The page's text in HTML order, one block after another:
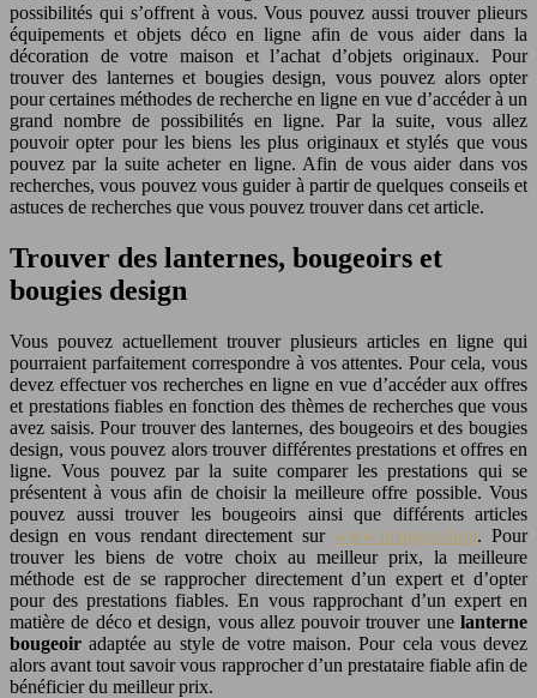
possibilités qui s’offrent à vous. Vous pouvez aussi trouver plieurs
équipements et objets déco en ligne afin de vous aider dans la
décoration de votre maison et l’achat d’objets originaux. Pour
trouver des lanternes et bougies design, vous pouvez alors opter
pour certaines méthodes de recherche en ligne en vue d’accéder à un
grand nombre de possibilités en ligne. Par la suite, vous allez
pouvoir opter pour les biens les plus originaux et stylés que vous
pouvez par la suite acheter en ligne. Afin de vous aider dans vos
recherches, vous pouvez vous guider à partir de quelques conseils et
astuces de recherches que vous pouvez trouver dans cet article.
Trouver des lanternes, bougeoirs et
bougies design
Vous pouvez actuellement trouver plusieurs articles en ligne qui
pourraient parfaitement correspondre à vos attentes. Pour cela, vous
devez effectuer vos recherches en ligne en vue d’accéder aux offres
et prestations fiables en fonction des thèmes de recherches que vous
avez saisis. Pour trouver des lanternes, des bougeoirs et des bougies
design, vous pouvez alors trouver différentes prestations et offres en
ligne. Vous pouvez par la suite comparer les prestations qui se
présentent à vous afin de choisir la meilleure offre possible. Vous
pouvez aussi trouver les bougeoirs ainsi que différents articles
design en vous rendant directement surwww.imaggo.shop. Pour
trouver les biens de votre choix au meilleur prix, la meilleure
méthode est de se rapprocher directement d’un expert et d’opter
pour des prestations fiables. En vous rapprochant d’un expert en
matière de déco et design, vous allez pouvoir trouver une lanterne
bougeoir adaptée au style de votre maison. Pour cela vous devez
alors avant tout savoir vous rapprocher d’un prestataire fiable afin de
bénéficier du meilleur prix.